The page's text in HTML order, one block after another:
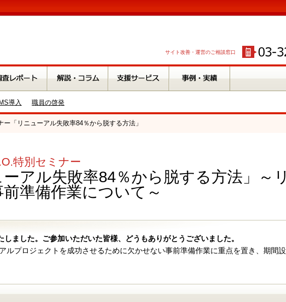
サイト改善・運営のご相談窓口
導入 職員の啓発
「リニューアル失敗率84％から脱する方法」
特別セミナー
ーアル失敗率84％から脱する方法」～
準備作業について～
しました。ご参加いただいた皆様、どうもありがとうございました。
ルプロジェクトを成功させるために欠かせない事前準備作業に重点を置き、期間